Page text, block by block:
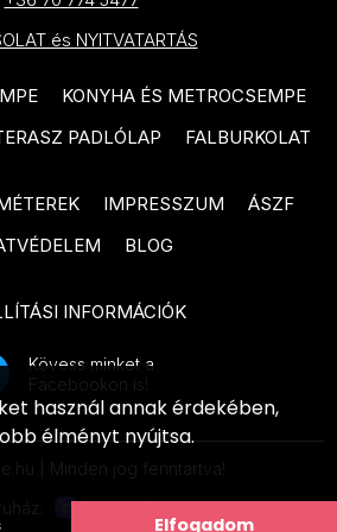
termékcsalád
Sand
termékcsalád
termékcsalád
termékcsalád
termékcsalád
Stone
és NYITVATARTÁS
KONYHA ÉS METROCSEMPE
PADLÓLAP FALBURKOLAT
IMPRESSZUM
ÁSZF
BLOG
INFORMÁCIÓK
Kövess minket a
Facebookon is!
| Minden jog fenntartva!
használ annak érdekében,
élményt nyújtsa.
Elfogadom